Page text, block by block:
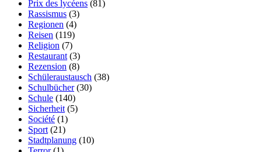
Prix des lycéens (81)
Rassismus (3)
Regionen (4)
Reisen (119)
Religion (7)
Restaurant (3)
Rezension (8)
Schüleraustausch (38)
Schulbücher(30)
Schule (140)
Sicherheit (5)
Société (1)
Sport (21)
Stadtplanung (10)